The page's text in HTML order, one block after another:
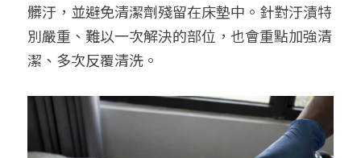
髒汙，並避免清潔劑殘留在床墊中。針對汙漬特
別嚴重、難以一次解決的部位，也會重點加強清
潔、多次反覆清洗。